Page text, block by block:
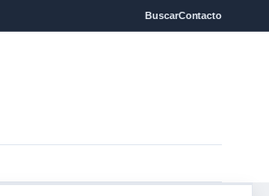
BuscarContacto